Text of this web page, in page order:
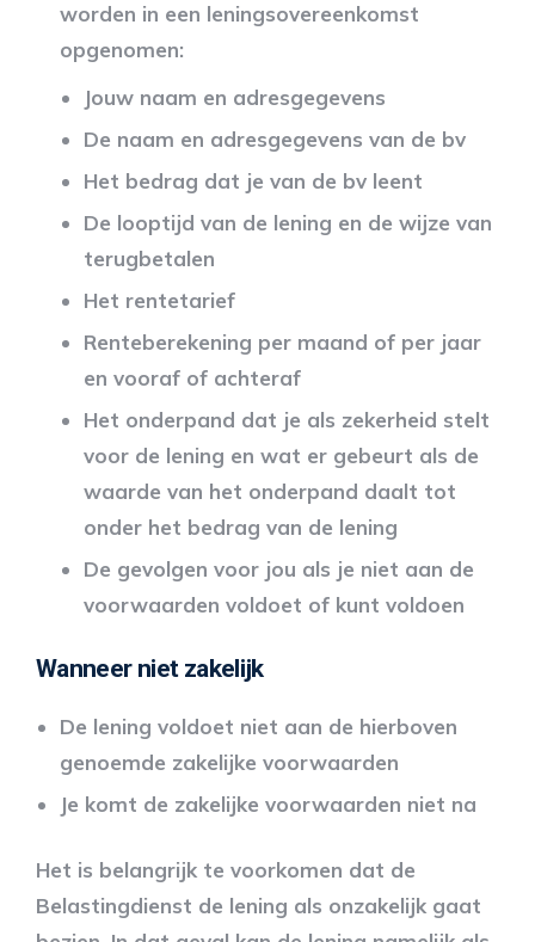
worden in een leningsovereenkomst
opgenomen:
Jouw naam en adresgegevens
De naam en adresgegevens van de bv
Het bedrag dat je van de bv leent
De looptijd van de lening en de wijze van
terugbetalen
Het rentetarief
Renteberekening per maand of per jaar
en vooraf of achteraf
Het onderpand dat je als zekerheid stelt
voor de lening en wat er gebeurt als de
waarde van het onderpand daalt tot
onder het bedrag van de lening
De gevolgen voor jou als je niet aan de
voorwaarden voldoet of kunt voldoen
Wanneer niet zakelijk
De lening voldoet niet aan de hierboven
genoemde zakelijke voorwaarden
Je komt de zakelijke voorwaarden niet na
Het is belangrijk te voorkomen dat de
Belastingdienst de lening als onzakelijk gaat